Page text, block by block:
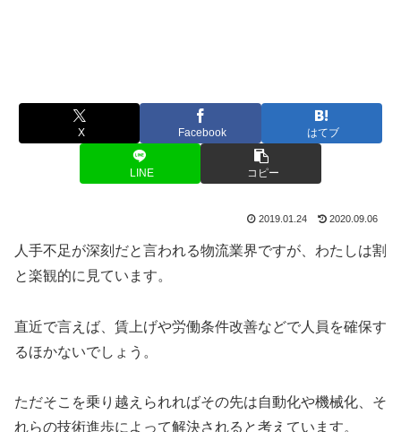
X Facebook はてブ
LINE コピー
2019.01.24 2020.09.06
人手不足が深刻だと言われる物流業界ですが、わたしは割
と楽観的に見ています。
直近で言えば、賃上げや労働条件改善などで人員を確保す
るほかないでしょう。
ただそこを乗り越えられればその先は自動化や機械化、そ
れらの技術進歩によって解決されると考えています。